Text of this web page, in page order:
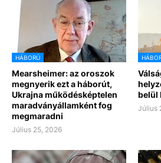
HÁBORÚ
Mearsheimer: az oroszok
megnyerik ezt a háborút,
Ukrajna működésképtelen
maradványállamként fog
megmaradni
Július 25, 2026
belül
Július